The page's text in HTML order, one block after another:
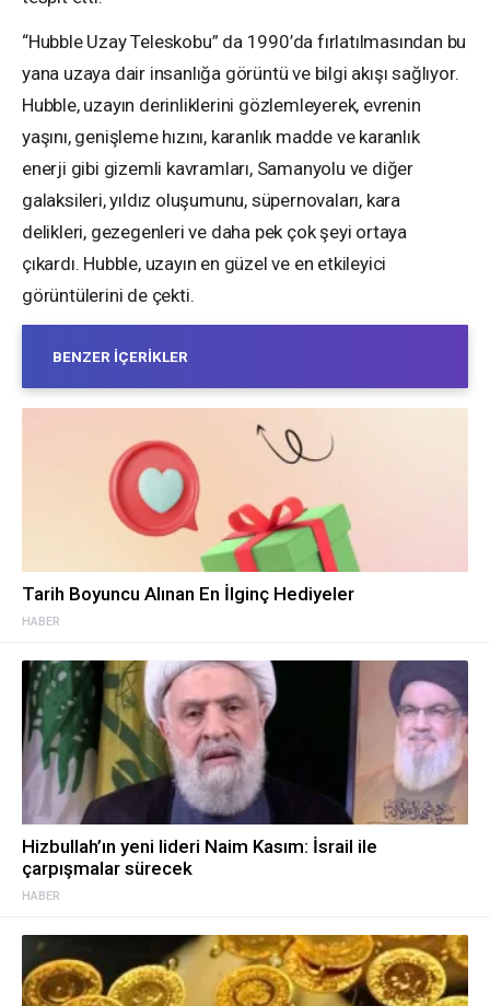
“Hubble Uzay Teleskobu” da 1990’da fırlatılmasından bu
yana uzaya dair insanlığa görüntü ve bilgi akışı sağlıyor.
Hubble, uzayın derinliklerini gözlemleyerek, evrenin
yaşını, genişleme hızını, karanlık madde ve karanlık
enerji gibi gizemli kavramları, Samanyolu ve diğer
galaksileri, yıldız oluşumunu, süpernovaları, kara
delikleri, gezegenleri ve daha pek çok şeyi ortaya
çıkardı. Hubble, uzayın en güzel ve en etkileyici
görüntülerini de çekti.
BENZER İÇERIKLER
HABER
Tarih Boyuncu Alınan En İlginç Hediyeler
HABER
Hizbullah’ın yeni lideri Naim Kasım: İsrail ile
çarpışmalar sürecek